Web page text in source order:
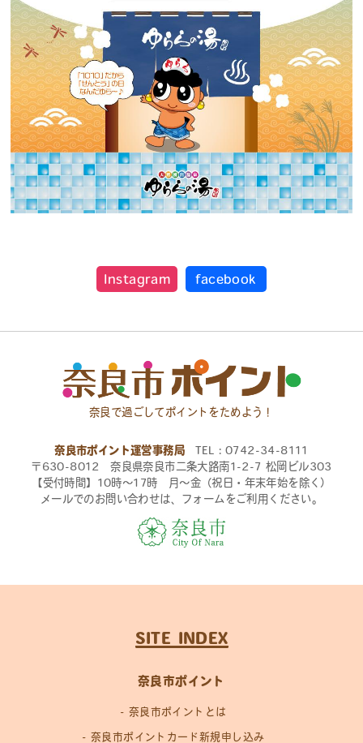
Instagram facebook
奈良で過ごしてポイントをためよう！
奈良市ポイント運営事務局 TEL：0742-34-8111
〒630-8012 奈良県奈良市二条大路南1-2-7 松岡ビル303
【受付時間】10時〜17時 月〜金（祝日・年末年始を除く）
メールでのお問い合わせは、フォームをご利用ください。
SITE INDEX
奈良市ポイント
奈良市ポイントとは
奈良市ポイントカード新規申し込み